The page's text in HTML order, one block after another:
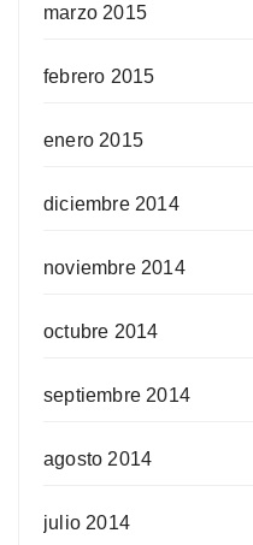
marzo 2015
febrero 2015
enero 2015
diciembre 2014
noviembre 2014
octubre 2014
septiembre 2014
agosto 2014
julio 2014